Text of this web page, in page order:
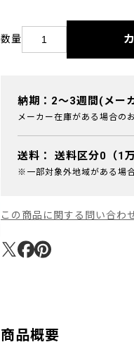
数量
納期：2～3週間(メー
メーカー在庫がある場合の
送料： 送料区分0（1
※一部対象外地域がある場合
この商品に関する問い合わ
商品概要